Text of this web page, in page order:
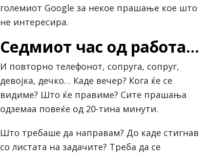
големиот Google за некое прашање кое што
не интересира.
Седмиот час од работа…
И повторно телефонот, сопруга, сопруг,
девојка, дечко… Каде вечер? Кога ќе се
видиме? Што ќе правиме? Сите прашања
одземаа повеќе од 20-тина минути.
Што требаше да направам? До каде стигнав
со листата на задачите? Треба да се